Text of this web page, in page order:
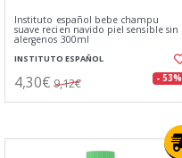
Instituto español bebe champu
suave recien navido piel sensible sin
alergenos 300ml
INSTITUTO ESPAÑOL
4,30€ 9,12€ - 53%